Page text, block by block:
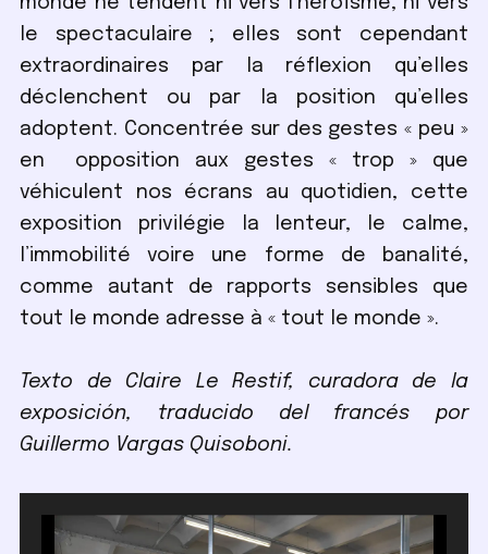
le spectaculaire ; elles sont cependant
extraordinaires par la réflexion qu’elles
déclenchent ou par la position qu’elles
adoptent. Concentrée sur des gestes « peu »
en opposition aux gestes « trop » que
véhiculent nos écrans au quotidien, cette
exposition privilégie la lenteur, le calme,
l’immobilité voire une forme de banalité,
comme autant de rapports sensibles que
tout le monde adresse à « tout le monde ».
Texto de Claire Le Restif, curadora de la
exposición, traducido del francés por
Guillermo Vargas Quisoboni.